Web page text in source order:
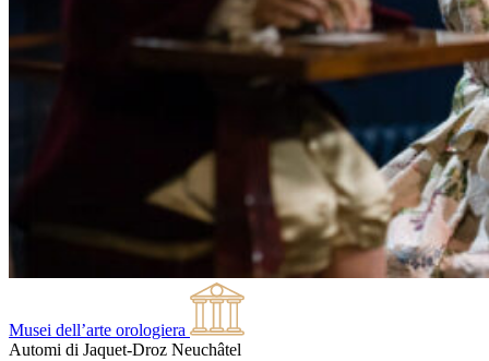
Musei dell’arte orologiera
Automi di Jaquet-Droz Neuchâtel